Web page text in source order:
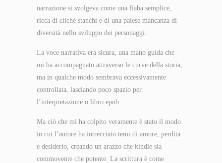
narrazione si svolgeva come una fiaba semplice,
ricca di cliché stanchi e di una palese mancanza di
diversità nello sviluppo dei personaggi.
La voce narrativa era sicura, una mano guida che
mi ha accompagnato attraverso le curve della storia,
ma in qualche modo sembrava eccessivamente
controllata, lasciando poco spazio per
l’interpretazione o libro epub
Ma ciò che mi ha colpito veramente è stato il modo
in cui l’autore ha intrecciato temi di amore, perdita
e desiderio, creando un arazzo che kindle sia
commovente che potente. La scrittura è come